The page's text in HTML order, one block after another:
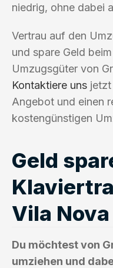
niedrig, ohne dabei
Vertrau auf den
und spare Geld
Umzugsgüter von
Kontaktiere uns
Angebot und einen
kostengünstigen
Geld
Vila Nova
Du möchtest von
umziehen und